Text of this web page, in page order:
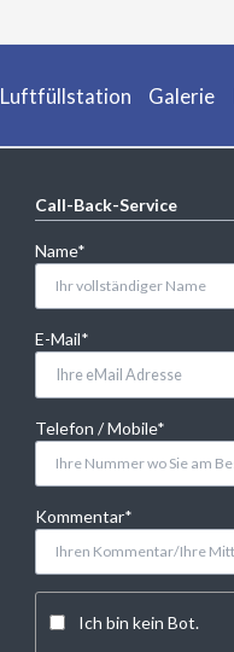
Luftfüllstation Galerie
Call-Back-Service
Pflichtfeld
Name*
Pflichtfeld
E-Mail*
Pflichtfeld
Telefon / Mobile*
Pflichtfeld
Kommentar*
Ich bin kein Bot.